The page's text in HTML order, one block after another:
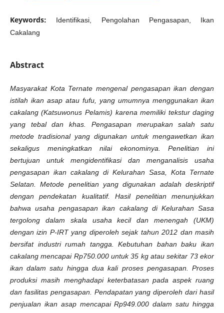
Keywords:
Identifikasi, Pengolahan Pengasapan, Ikan
Cakalang
Abstract
Masyarakat Kota Ternate mengenal pengasapan ikan dengan
istilah ikan asap atau fufu, yang umumnya menggunakan ikan
cakalang (Katsuwonus Pelamis) karena memiliki tekstur daging
yang tebal dan khas. Pengasapan merupakan salah satu
metode tradisional yang digunakan untuk mengawetkan ikan
sekaligus meningkatkan nilai ekonominya. Penelitian ini
bertujuan untuk mengidentifikasi dan menganalisis usaha
pengasapan ikan cakalang di Kelurahan Sasa, Kota Ternate
Selatan. Metode penelitian yang digunakan adalah deskriptif
dengan pendekatan kualitatif. Hasil penelitian menunjukkan
bahwa usaha pengasapan ikan cakalang di Kelurahan Sasa
tergolong dalam skala usaha kecil dan menengah (UKM)
dengan izin P-IRT yang diperoleh sejak tahun 2012 dan masih
bersifat industri rumah tangga. Kebutuhan bahan baku ikan
cakalang mencapai Rp750.000 untuk 35 kg atau sekitar 73 ekor
ikan dalam satu hingga dua kali proses pengasapan. Proses
produksi masih menghadapi keterbatasan pada aspek ruang
dan fasilitas pengasapan. Pendapatan yang diperoleh dari hasil
penjualan ikan asap mencapai Rp949.000 dalam satu hingga